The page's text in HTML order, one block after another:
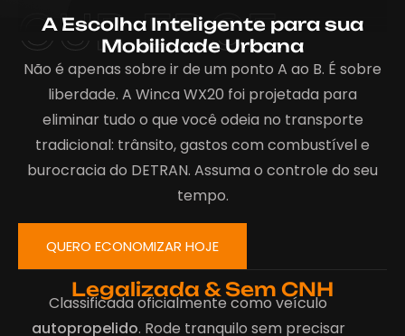
OUR EDGE
A Escolha Inteligente para sua
Mobilidade Urbana
Não é apenas sobre ir de um ponto A ao B. É sobre
liberdade. A Winca WX20 foi projetada para
eliminar tudo o que você odeia no transporte
tradicional: trânsito, gastos com combustível e
burocracia do DETRAN. Assuma o controle do seu
tempo.
QUERO ECONOMIZAR HOJE
Legalizada & Sem CNH
Classificada oficialmente como veículo
autopropelido. Rode tranquilo sem precisar